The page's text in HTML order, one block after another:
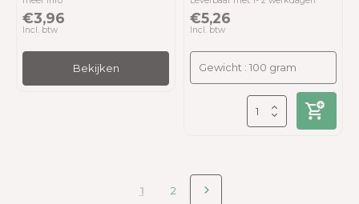
€3,96
Incl. btw
Bekijken
€5,26
Incl. btw
1 2